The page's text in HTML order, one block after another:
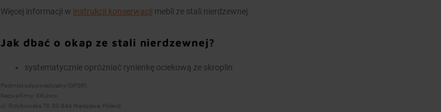
Więcej informacji w instrukcji konserwacji mebli ze stali nierdzewnej
Jak dbać o okap ze stali nierdzewnej?
systematycznie opróżniać rynienkę ociekową ze skroplin
Podmiot odpowiedzialny (GPSR):
Nazwa firmy: XXLinox
ul. Grzybowska 78, 00-844 Warszawa, Poland